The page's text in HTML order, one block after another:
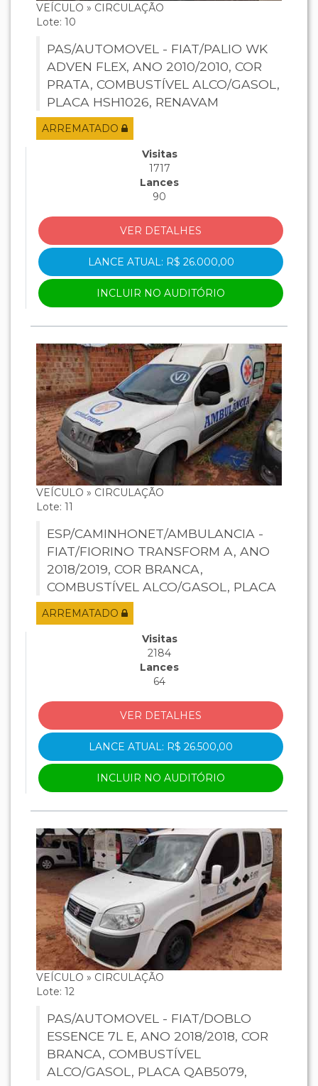
VEÍCULO » CIRCULAÇÃO
Lote: 10
PAS/AUTOMOVEL - FIAT/PALIO WK
ADVEN FLEX, ANO 2010/2010, COR
PRATA, COMBUSTÍVEL ALCO/GASOL,
PLACA HSH1026, RENAVAM
202332250, CHASSI
9BD17309TA4317761, MOTOR
ARREMATADO
Visitas
1717
Lances
90
VER DETALHES
LANCE ATUAL: R$ 26.000,00
INCLUIR NO AUDITÓRIO
VEÍCULO » CIRCULAÇÃO
Lote: 11
ESP/CAMINHONET/AMBULANCIA -
FIAT/FIORINO TRANSFORM A, ANO
2018/2019, COR BRANCA,
COMBUSTÍVEL ALCO/GASOL, PLACA
QAB5081, RENAVAM 1178519560,
CHASSI 9BD2651JHK9119661, MOTOR
327A0113382480.
ARREMATADO
Visitas
2184
Lances
64
VER DETALHES
LANCE ATUAL: R$ 26.500,00
INCLUIR NO AUDITÓRIO
VEÍCULO » CIRCULAÇÃO
Lote: 12
PAS/AUTOMOVEL - FIAT/DOBLO
ESSENCE 7L E, ANO 2018/2018, COR
BRANCA, COMBUSTÍVEL
ALCO/GASOL, PLACA QAB5079,